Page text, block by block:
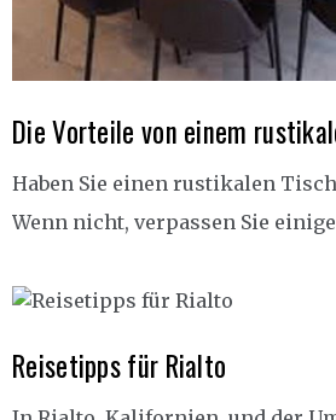
Die Vorteile von einem
Haben Sie einen rustikalen
Wenn nicht, verpassen Sie
Reisetipps für Rialto